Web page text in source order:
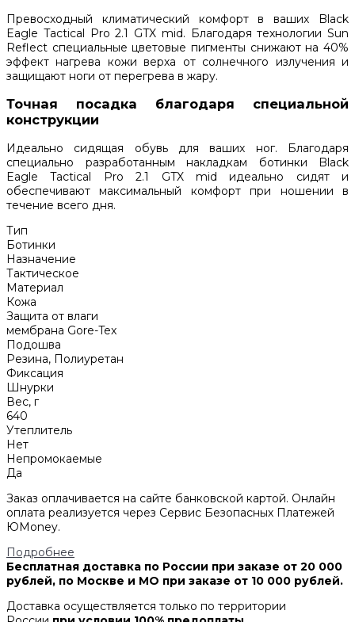
Превосходный климатический комфорт в ваших Black
Eagle Tactical Pro 2.1 GTX mid. Благодаря технологии Sun
Reflect специальные цветовые пигменты снижают на 40%
эффект нагрева кожи верха от солнечного излучения и
защищают ноги от перегрева в жару.
Точная посадка благодаря специальной
конструкции
Идеально сидящая обувь для ваших ног. Благодаря
специально разработанным накладкам ботинки Black
Eagle Tactical Pro 2.1 GTX mid идеально сидят и
обеспечивают максимальный комфорт при ношении в
течение всего дня.
Тип
Ботинки
Назначение
Тактическое
Материал
Кожа
Защита от влаги
мембрана Gore-Tex
Подошва
Резина, Полиуретан
Фиксация
Шнурки
Вес, г
640
Утеплитель
Нет
Непромокаемые
Да
Заказ оплачивается на сайте банковской картой. Онлайн
оплата реализуется через Сервис Безопасных Платежей
ЮMoney.
Подробнее
Бесплатная доставка по России при заказе от 20 000
рублей, по Москве и МО при заказе от 10 000 рублей.
Доставка осуществляется только по территории